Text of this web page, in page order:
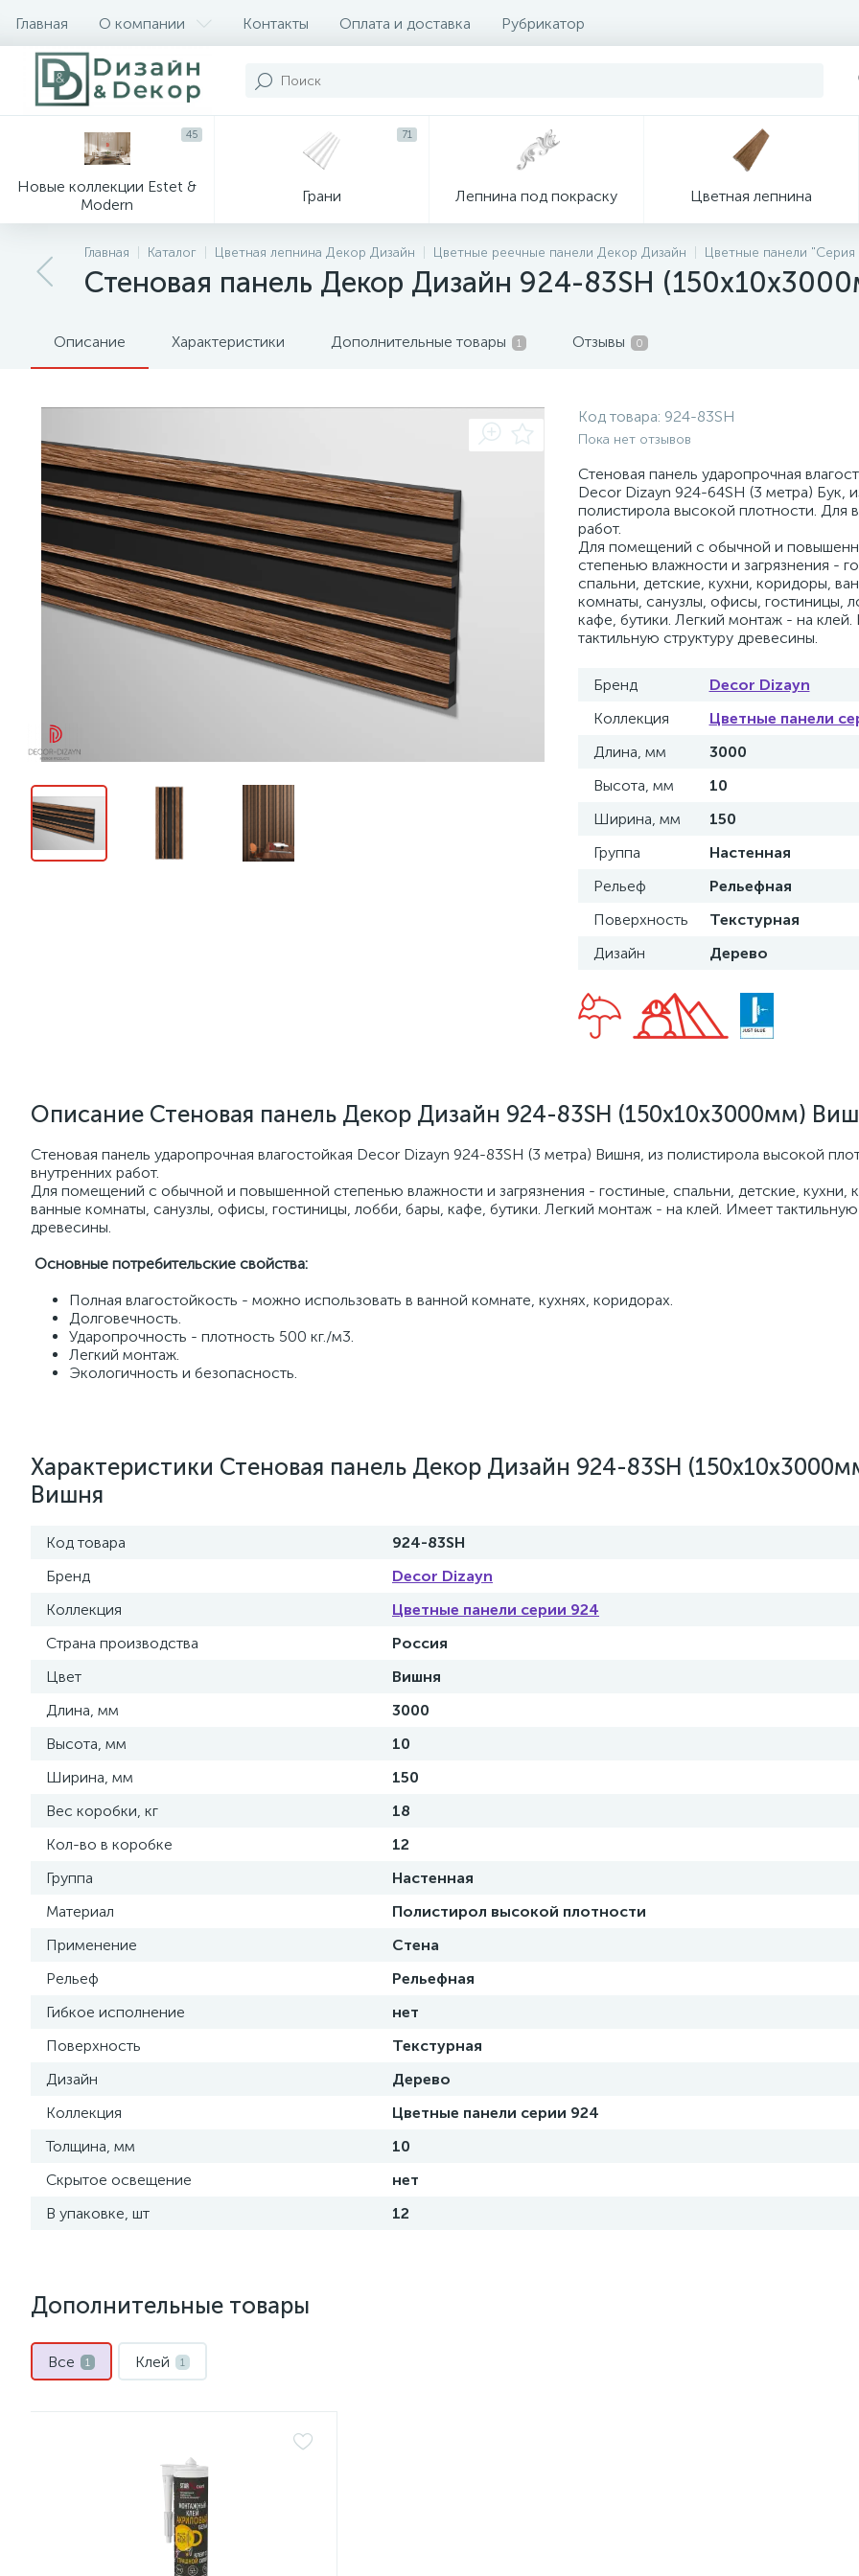
Главная О компании Контакты Оплата и доставка Рубрикатор
Новые коллекции Estet &
Modern
45
Грани
71
Лепнина под покраску Цветная лепнина
Главная Каталог Цветная лепнина Декор Дизайн Цветные реечные панели Декор Дизайн Цветные панели
Стеновая панель Декор Дизайн 924-83SH
Описание Характеристики Дополнительные товары 1 Отзывы 0
Код товара: 924-83SH
Пока нет отзывов
Стеновая панель ударопрочная
Decor Dizayn 924-64SH (3 метра) Бук,
полистирола высокой плотности. Для
работ.
Для помещений с обычной и
степенью влажности и загрязнения -
спальни, детские, кухни, коридоры,
комнаты, санузлы, офисы, гостиницы,
кафе, бутики. Легкий монтаж - на
тактильную структуру древесины.
Бренд
Decor Dizayn
Коллекция
Цветные панели
Длина, мм
3000
Высота, мм
10
Ширина, мм
150
Группа
Настенная
Рельеф
Рельефная
Поверхность
Текстурная
Дизайн
Дерево
Описание Стеновая панель Декор Дизайн 924-83SH (150х10х3000мм)
Стеновая панель ударопрочная влагостойкая Decor Dizayn 924-83SH (3 метра) Вишня, из полистирола высокой
внутренних работ.
Для помещений с обычной и повышенной степенью влажности и загрязнения - гостиные, спальни, детские, кухни,
ванные комнаты, санузлы, офисы, гостиницы, лобби, бары, кафе, бутики. Легкий монтаж - на клей. Имеет тактильную
древесины.
Основные потребительские свойства:
Полная влагостойкость - можно использовать в ванной комнате, кухнях, коридорах.
Долговечность.
Ударопрочность - плотность 500 кг./м3.
Легкий монтаж.
Экологичность и безопасность.
Характеристики Стеновая панель Декор Дизайн 924-83SH
Вишня
Код товара
924-83SH
Бренд
Decor Dizayn
Коллекция
Цветные панели серии 924
Страна производства
Россия
Цвет
Вишня
Длина, мм
3000
Высота, мм
10
Ширина, мм
150
Вес коробки, кг
18
Кол-во в коробке
12
Группа
Настенная
Материал
Полистирол высокой плотности
Применение
Стена
Рельеф
Рельефная
Гибкое исполнение
нет
Поверхность
Текстурная
Дизайн
Дерево
Коллекция
Цветные панели серии 924
Толщина, мм
10
Скрытое освещение
нет
В упаковке, шт
12
Дополнительные товары
Все 1 Клей 1